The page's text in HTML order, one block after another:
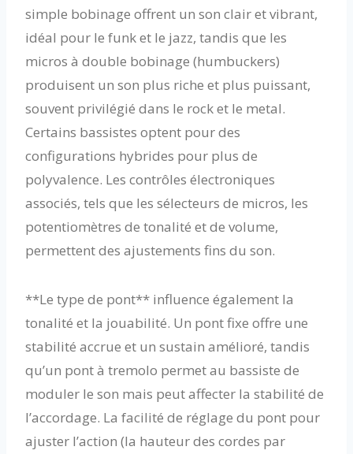
simple bobinage offrent un son clair et vibrant,
idéal pour le funk et le jazz, tandis que les
micros à double bobinage (humbuckers)
produisent un son plus riche et plus puissant,
souvent privilégié dans le rock et le metal.
Certains bassistes optent pour des
configurations hybrides pour plus de
polyvalence. Les contrôles électroniques
associés, tels que les sélecteurs de micros, les
potentiomètres de tonalité et de volume,
permettent des ajustements fins du son.
**Le type de pont** influence également la
tonalité et la jouabilité. Un pont fixe offre une
stabilité accrue et un sustain amélioré, tandis
qu’un pont à tremolo permet au bassiste de
moduler le son mais peut affecter la stabilité de
l’accordage. La facilité de réglage du pont pour
ajuster l’action (la hauteur des cordes par